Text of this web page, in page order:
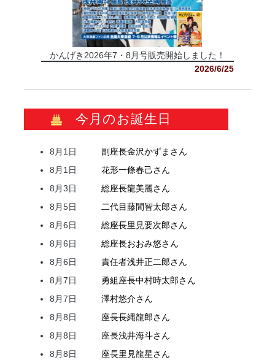
かんげき2026年7・8月号販売開始しました！
2026/6/25
今月のお誕生日
8月1日 副座長金沢かずま さん
8月1日
花形一條春己さん
8月3日
総座長龍美麗さん
8月5日
二代目藤間智太郎さん
8月6日
総座長里見要次郎さん
8月6日
総座長おおみ悠さん
8月6日
責任者浅井正二郎さん
8月7日
勇組座長中村時太郎さん
8月7日
澤村悠介さん
8月8日
座長長縄龍郎さん
8月8日
座長浅井海斗さん
8月8日
座長里見龍星さん